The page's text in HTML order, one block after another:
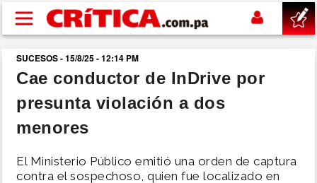
Pasar al contenido principal
buscar
SUCESOS
SUCESOS - 15/8/25 - 12:14 PM
Cae conductor de InDrive por
presunta violación a dos
menores
El Ministerio Público emitió una orden de captura
contra el sospechoso, quien fue localizado en